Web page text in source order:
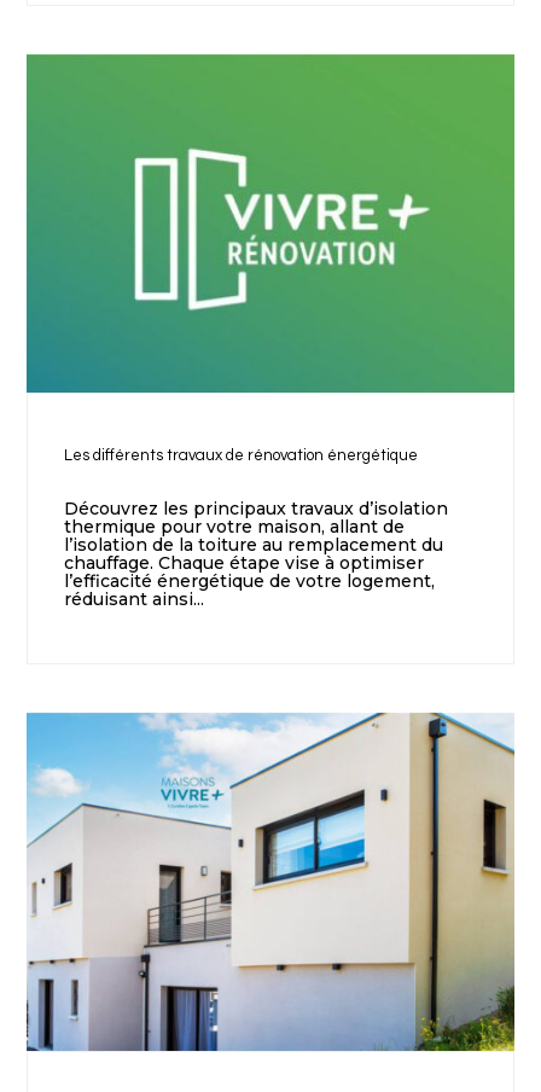
Les différents travaux de rénovation énergétique
Découvrez les principaux travaux d’isolation
thermique pour votre maison, allant de
l’isolation de la toiture au remplacement du
chauffage. Chaque étape vise à optimiser
l’efficacité énergétique de votre logement,
réduisant ainsi...